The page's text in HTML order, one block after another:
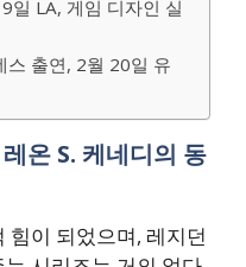
일 LA, 게임 디자인 실
스 출연, 2월 20일 유
온 S. 케네디의 동
힘이 되었으며, 레지던